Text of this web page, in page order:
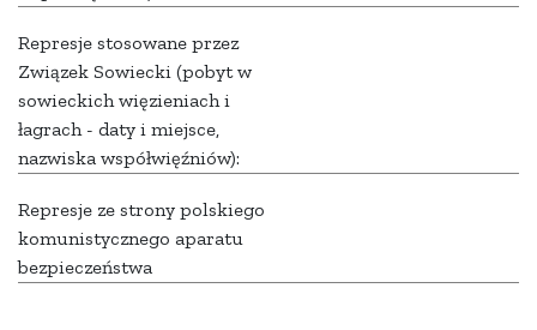
Represje stosowane przez
Związek Sowiecki (pobyt w
sowieckich więzieniach i
łagrach - daty i miejsce,
nazwiska współwięźniów):
Represje ze strony polskiego
komunistycznego aparatu
bezpieczeństwa